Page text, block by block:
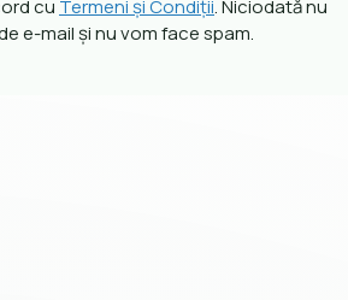
cu Termeni și Condiții. Niciodată nu
e-mail și nu vom face spam.